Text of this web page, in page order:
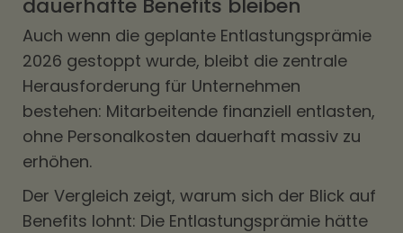
dauerhafte Benefits bleiben
Auch wenn die geplante Entlastungsprämie
2026 gestoppt wurde, bleibt die zentrale
Herausforderung für Unternehmen
bestehen: Mitarbeitende finanziell entlasten,
ohne Personalkosten dauerhaft massiv zu
erhöhen.
Der Vergleich zeigt, warum sich der Blick auf
Benefits lohnt: Die Entlastungsprämie hätte